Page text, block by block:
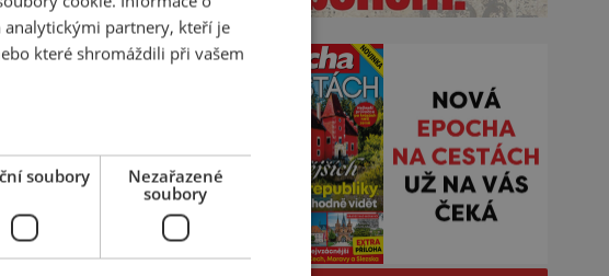
partnery, kteří je
které shromáždili při vašem
soubory
Nezařazené
soubory